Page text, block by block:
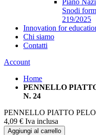
Snodi
219/2025
Innovation for
Chi siamo
Contatti
Account
Home
PENNELLO
N. 24
PENNELLO PIATTO
4,09 € Iva inclusa
Aggiungi al carrello